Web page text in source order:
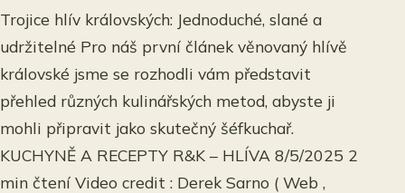
Trojice hlív královských: Jednoduché, slané a
udržitelné Pro náš první článek věnovaný hlívě
královské jsme se rozhodli vám představit
přehled různých kulinářských metod, abyste ji
mohli připravit jako skutečný šéfkuchař.
KUCHYNĚ A RECEPTY R&K – HLÍVA 8/5/2025 2
min čtení Video credit : Derek Sarno ( Web ,